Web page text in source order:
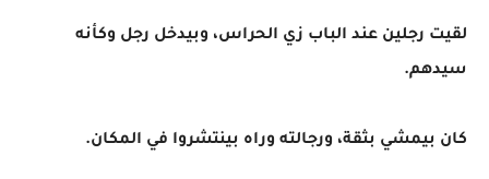
لقيت رجلين عند الباب زي الحراس، وبيدخل رجل وكأنه
سيدهم.
كان بيمشي بثقة، ورجالته وراه بينتشروا في المكان.